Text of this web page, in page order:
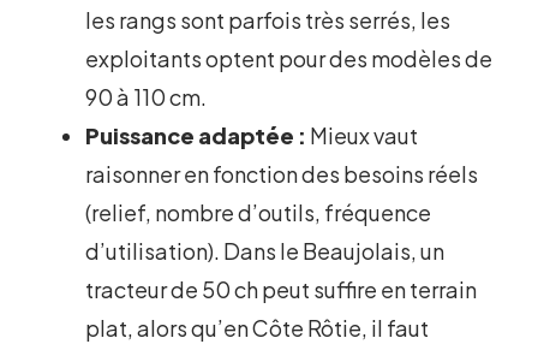
les rangs sont parfois très serrés, les
exploitants optent pour des modèles de
90 à 110 cm.
Puissance adaptée : Mieux vaut
raisonner en fonction des besoins réels
(relief, nombre d’outils, fréquence
d’utilisation). Dans le Beaujolais, un
tracteur de 50 ch peut suffire en terrain
plat, alors qu’en Côte Rôtie, il faut